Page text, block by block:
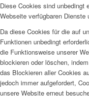
Diese Cookies sind unbedingt
Webseite verfügbaren
Da diese Cookies für die auf
Funktionen unbedingt
die Funktionsweise unserer
blockieren oder löschen,
das Blockieren aller Cookies
jedoch immer aufgefordert,
unsere Website erneut